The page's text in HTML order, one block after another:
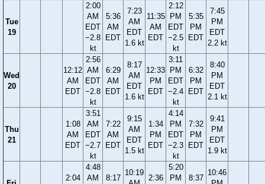
Tue
19
2:00
AM
EDT
−2.8
kt
5:36
AM
EDT
7:23
AM
EDT
1.6 kt
11:35
AM
EDT
2:12
PM
EDT
−2.5
kt
5:35
PM
EDT
7:45
PM
EDT
2.2 kt
Wed
20
12:12
AM
EDT
2:56
AM
EDT
−2.8
kt
6:29
AM
EDT
8:17
AM
EDT
1.6 kt
12:33
PM
EDT
3:11
PM
EDT
−2.4
kt
6:32
PM
EDT
8:40
PM
EDT
2.1 kt
Thu
21
1:08
AM
EDT
3:51
AM
EDT
−2.7
kt
7:22
AM
EDT
9:15
AM
EDT
1.5 kt
1:34
PM
EDT
4:14
PM
EDT
−2.3
kt
7:32
PM
EDT
9:41
PM
EDT
1.9 kt
2:04
4:48
AM
8:17
10:19
2:36
5:20
PM
8:37
10:46